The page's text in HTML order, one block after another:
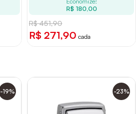
R$ 180,00
R$ 451,90
R$ 271,90 cada
-19% -23%